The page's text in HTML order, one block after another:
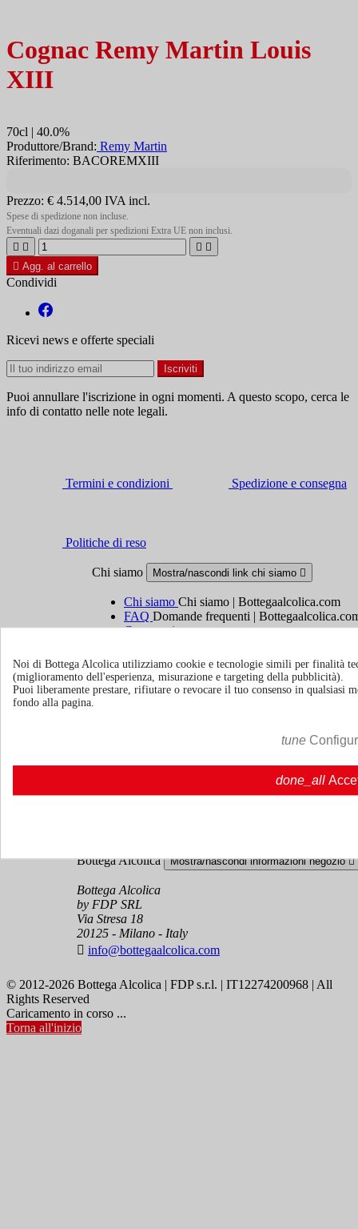
Cognac Remy Martin Louis
XIII
70cl | 40.0%
Produttore/Brand: Remy Martin
Riferimento: BACOREMXIII
Prezzo: € 4.514,00 IVA incl.
Spese di spedizione non incluse.
Eventuali dazi doganali per spedizioni Extra UE non inclusi.
   
 Agg. al carrello
Condividi
Ricevi news e offerte speciali
Puoi annullare l'iscrizione in ogni momenti. A questo scopo, cerca le
info di contatto nelle note legali.
Termini e condizioni Spedizione e consegna
Politiche di reso
Chi siamo Mostra/nascondi link chi siamo 
Chi siamo Chi siamo | Bottegaalcolica.com
FAQ Domande frequenti |
Contattaci
Informazioni Mostra/nascondi link informazioni
Bottega Alcolica Mostra/nascondi informazioni negozio
Bottega Alcolica
by FDP SRL
Via Stresa 18
20125 - Milano - Italy
 info@bottegaalcolica.com
© 2012-2026 Bottega Alcolica | FDP s.r.l. | IT12274200968 | All
Rights Reserved
Caricamento in corso ...
Torna all'inizio
Noi di Bottega Alcolica utilizziamo cookie e tecnologie simili per finalità
(miglioramento dell'esperienza, misurazione e targeting della pubblicità).
Puoi liberamente prestare, rifiutare o revocare il tuo consenso in qualsiasi
fondo alla pagina.
tune
done_all